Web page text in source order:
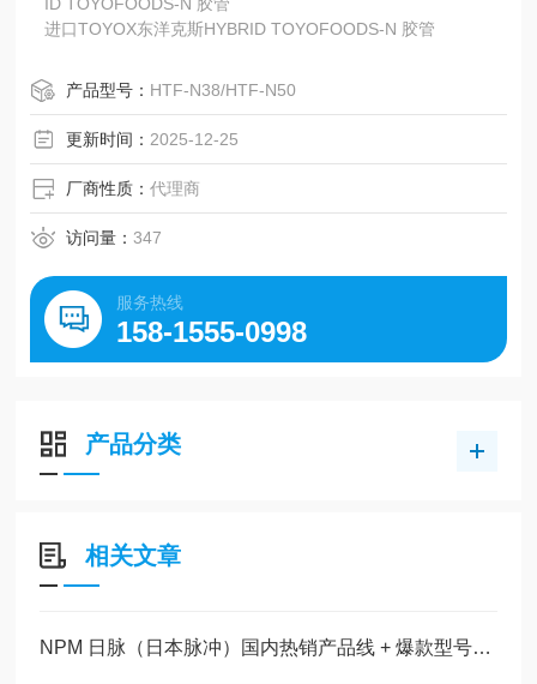
进口TOYOX东洋克斯HYBRID TOYOFOODS-N 胶管
产品型号： HTF-N38/HTF-N50
更新时间： 2025-12-25
厂商性质：代理商
访问量：347
服务热线
158-1555-0998
产品分类
相关文章
NPM 日脉（日本脉冲）国内热销产品线 + 爆款型号汇总 玉崎科学原装供应